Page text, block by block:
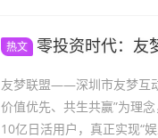
热文 零投资时代：友梦联
友梦联盟——深圳市友梦互
价值优先、共生共赢”为理
10亿日活用户，真正实现“